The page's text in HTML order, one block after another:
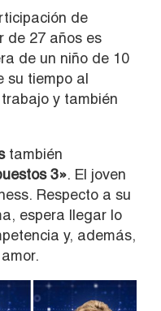
de
de 27 años es
de un niño de 10
su tiempo al
y también
también
3». El joven
Respecto a su
espera llegar lo
y, además,